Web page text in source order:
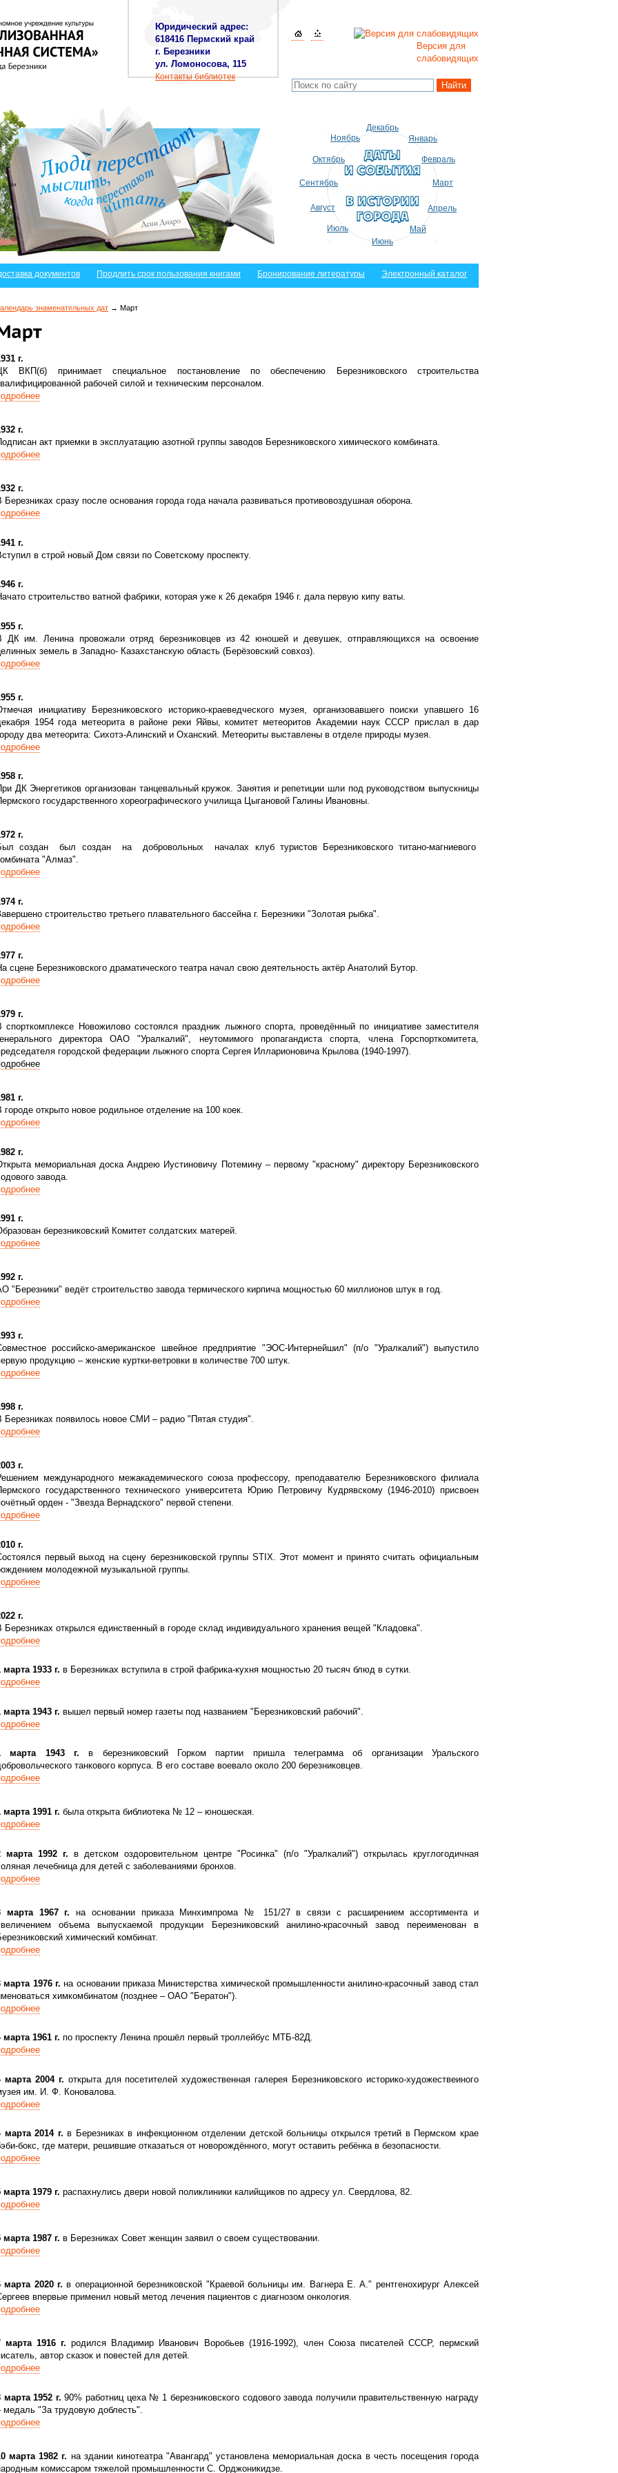
Юридический адрес:
618416 Пермский край
г. Березники
ул. Ломоносова, 115
Контакты библиотек
Версия для
слабовидящих
Январь
Февраль
Март
Апрель
Май
Июнь
Июль
Август
Сентябрь
Октябрь
Ноябрь
Декабрь
документов Продлить срок пользования книгами Бронирование литературы Электронный каталог
знаменательных дат → Март
г.
ВКП(б) принимает специальное постановление по обеспечению Березниковского строительства
рабочей силой и техническим персоналом.
г.
акт приемки в эксплуатацию азотной группы заводов Березниковского химического комбината.
г.
Березниках сразу после основания города года начала развиваться противовоздушная оборона.
г.
в строй новый Дом связи по Советскому проспекту.
г.
строительство ватной фабрики, которая уже к 26 декабря 1946 г. дала первую кипу ваты.
г.
ДК им. Ленина провожали отряд березниковцев из 42 юношей и девушек, отправляющихся на освоение
земель в Западно- Казахстанскую область (Берёзовский совхоз).
г.
инициативу Березниковского историко-краеведческого музея, организовавшего поиски упавшего 16
1954 года метеорита в районе реки Яйвы, комитет метеоритов Академии наук СССР прислал в дар
два метеорита: Сихотэ-Алинский и Оханский. Метеориты выставлены в отделе природы музея.
г.
ДК Энергетиков организован танцевальный кружок. Занятия и репетиции шли под руководством выпускницы
государственного хореографического училища Цыгановой Галины Ивановны.
г.
создан был создан на добровольных началах клуб туристов Березниковского титано-магниевого
"Алмаз".
г.
строительство третьего плавательного бассейна г. Березники "Золотая рыбка".
г.
сцене Березниковского драматического театра начал свою деятельность актёр Анатолий Бутор.
г.
спорткомплексе Новожилово состоялся праздник лыжного спорта, проведённый по инициативе заместителя
директора ОАО "Уралкалий", неутомимого пропагандиста спорта, члена Горспорткомитета,
городской федерации лыжного спорта Сергея Илларионовича Крылова (1940-1997).
г.
городе открыто новое родильное отделение на 100 коек.
г.
мемориальная доска Андрею Иустиновичу Потемину – первому "красному" директору Березниковского
завода.
г.
березниковский Комитет солдатских матерей.
г.
"Березники" ведёт строительство завода термического кирпича мощностью 60 миллионов штук в год.
г.
российско-американское швейное предприятие "ЭОС-Интернейшил" (п/о "Уралкалий") выпустило
продукцию – женские куртки-ветровки в количестве 700 штук.
г.
Березниках появилось новое СМИ – радио "Пятая студия".
г.
международного межакадемического союза профессору, преподавателю Березниковского филиала
государственного технического университета Юрию Петровичу Кудрявскому (1946-2010) присвоен
орден - "Звезда Вернадского" первой степени.
г.
первый выход на сцену березниковской группы STIX. Этот момент и принято считать официальным
молодежной музыкальной группы.
г.
Березниках открылся единственный в городе склад индивидуального хранения вещей "Кладовка".
марта 1933 г. в Березниках вступила в строй фабрика-кухня мощностью 20 тысяч блюд в сутки.
марта 1943 г. вышел первый номер газеты под названием "Березниковский рабочий".
марта 1943 г. в березниковский Горком партии пришла телеграмма об организации Уральского
танкового корпуса. В его составе воевало около 200 березниковцев.
марта 1991 г. была открыта библиотека № 12 – юношеская.
марта 1992 г. в детском оздоровительном центре "Росинка" (п/о "Уралкалий") открылась круглогодичная
лечебница для детей с заболеваниями бронхов.
марта 1967 г. на основании приказа Минхимпрома № 151/27 в связи с расширением ассортимента и
объема выпускаемой продукции Березниковский анилино-красочный завод переименован в
химический комбинат.
марта 1976 г. на основании приказа Министерства химической промышленности анилино-красочный завод стал
химкомбинатом (позднее – ОАО "Бератон").
марта 1961 г. по проспекту Ленина прошёл первый троллейбус МТБ-82Д.
марта 2004 г. открыта для посетителей художественная галерея Березниковского историко-художествеиного
им. И. Ф. Коновалова.
марта 2014 г. в Березниках в инфекционном отделении детской больницы открылся третий в Пермском крае
бокс, где матери, решившие отказаться от новорождённого, могут оставить ребёнка в безопасности.
марта 1979 г. распахнулись двери новой поликлиники калийщиков по адресу ул. Свердлова, 82.
марта 1987 г. в Березниках Совет женщин заявил о своем существовании.
марта 2020 г. в операционной березниковской "Краевой больницы им. Вагнера Е. А." рентгенохирург Алексей
впервые применил новый метод лечения пациентов с диагнозом онкология.
марта 1916 г. родился Владимир Иванович Воробьев (1916-1992), член Союза писателей СССР, пермский
автор сказок и повестей для детей.
марта 1952 г. 90% работниц цеха № 1 березниковского содового завода получили правительственную награду
медаль "За трудовую доблесть".
марта 1982 г. на здании кинотеатра "Авангард" установлена мемориальная доска в честь посещения города
комиссаром тяжелой промышленности С. Орджоникидзе.